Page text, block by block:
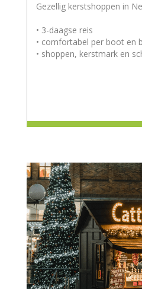
Gezellig kerstshoppen in
• 3-daagse reis
• comfortabel per boot en
• shoppen, kerstmark en